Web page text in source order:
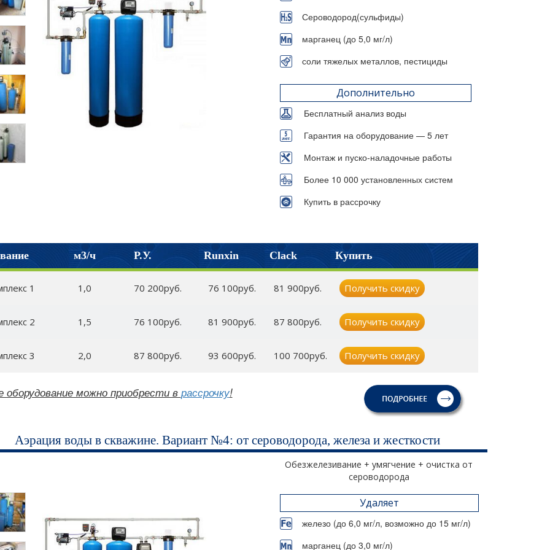
Сероводород(сульфиды)
марганец (до 5,0 мг/л)
соли тяжелых металлов, пестициды
Дополнительно
Бесплатный анализ воды
Гарантия на оборудование — 5 лет
Монтаж и пуско-наладочные работы
Более 10 000 установленных систем
Купить в рассрочку
м3/ч Р.У. Runxin Clack Купить
1 1,0 70 200руб. 76 100руб. 81 900руб. Получить скидку
2 1,5 76 100руб. 81 900руб. 87 800руб. Получить скидку
3 2,0 87 800руб. 93 600руб. 100 700руб. Получить скидку
оборудование можно приобрести в рассрочку!
Аэрация воды в скважине. Вариант №4: от сероводорода, железа и жесткости
Обезжелезивание + умягчение + очистка от
сероводорода
Удаляет
железо (до 6,0 мг/л, возможно до 15 мг/л)
марганец (до 3,0 мг/л)